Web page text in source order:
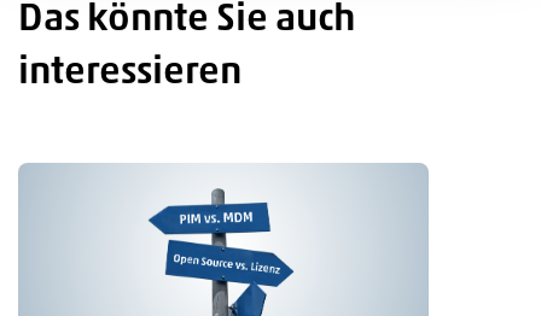
Das könnte Sie auch
interessieren